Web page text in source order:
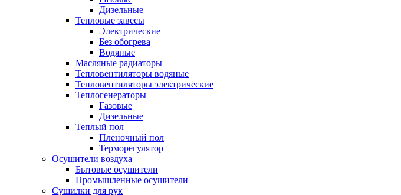
Дизельные
Тепловые завесы
Электрические
Без обогрева
Водяные
Масляные радиаторы
Тепловентиляторы водяные
Тепловентиляторы электрические
Теплогенераторы
Газовые
Дизельные
Теплый пол
Пленочный пол
Терморегулятор
Осушители воздуха
Бытовые осушители
Промышленные осушители
Сушилки для рук